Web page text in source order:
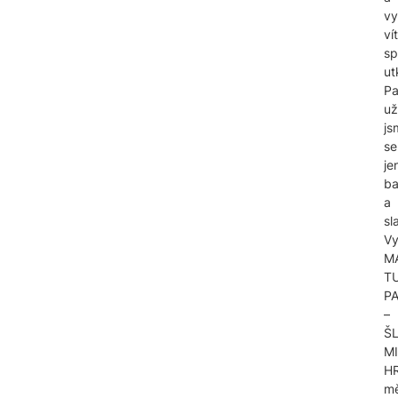
už
se
a
–